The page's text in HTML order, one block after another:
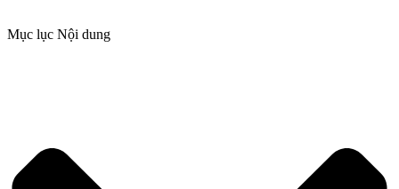
Mục lục Nội dung